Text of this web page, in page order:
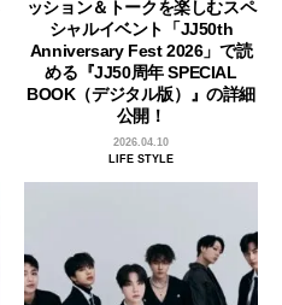
ッション＆トークを楽しむスペ
シャルイベント「JJ50th
Anniversary Fest 2026」で読
める『JJ50周年 SPECIAL
BOOK（デジタル版）』の詳細
公開！
2026.04.10
LIFE STYLE